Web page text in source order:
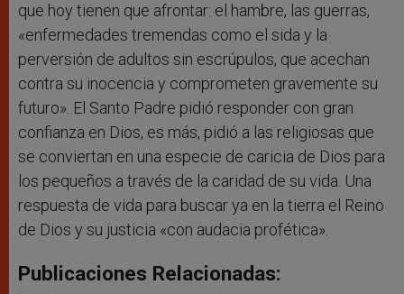
que hoy tienen que afrontar: el hambre, las guerras,
«enfermedades tremendas como el sida y la
perversión de adultos sin escrúpulos, que acechan
contra su inocencia y comprometen gravemente su
futuro». El Santo Padre pidió responder con gran
confianza en Dios, es más, pidió a las religiosas que
se conviertan en una especie de caricia de Dios para
los pequeños a través de la caridad de su vida. Una
respuesta de vida para buscar ya en la tierra el Reino
de Dios y su justicia «con audacia profética».
Publicaciones Relacionadas: